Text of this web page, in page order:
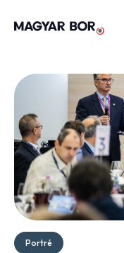
Portré